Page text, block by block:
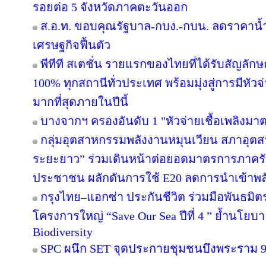
รอยต่อ 5 จังหวัดภาคตะวันออก
ส.อ.ท. ขอบคุณรัฐบาล-กบง.-กบน. ลดราคา
เศรษฐกิจฟื้นตัว
พีทีที สเตชั่น รายแรกของไทยที่ได้รับสัญลัก
100% ทุกสถานีทั่วประเทศ พร้อมมุ่งสู่การมีหัว
มากที่สุดภายในปีนี้
บางจากฯ ครองอันดับ 1 "หัวจ่ายเชื้อเพลิงม
กลุ่มอุตสาหกรรมพลังงานหมุนเวียน สภาอุตส
ระยะยาว” ร่วมเดินหน้าต่อยอดมาตรการภาค
ประชาชน ผลักดันการใช้ E20 ลดการนำเข้าพ
กรุงไทย–แอกซ่า ประกันชีวิต ร่วมมือพันธมิ
โครงการใหญ่ “Save Our Sea ปีที่ 4 ” ย้ำนโยบ
Biodiversity
SPC ผนึก SET จุดประกายชุมชนบึงพระรา